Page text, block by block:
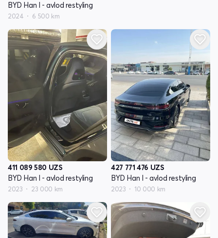
BYD Han I - avlod restyling
2024 6 500 km
411 089 580 UZS
BYD Han I - avlod restyling
2023 23 000 km
427 771 476 UZS
BYD Han I - avlod restyling
2023 10 000 km